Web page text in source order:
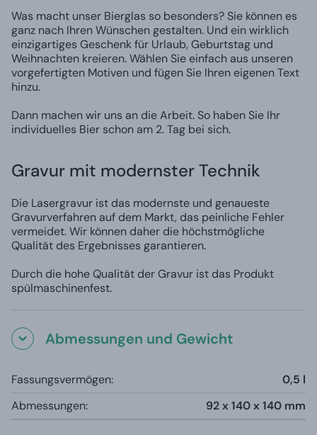
Was macht unser Bierglas so besonders? Sie können es
ganz nach Ihren Wünschen gestalten. Und ein wirklich
einzigartiges Geschenk für Urlaub, Geburtstag und
Weihnachten kreieren. Wählen Sie einfach aus unseren
vorgefertigten Motiven und fügen Sie Ihren eigenen Text
hinzu.
Dann machen wir uns an die Arbeit. So haben Sie Ihr
individuelles Bier schon am 2. Tag bei sich.
Gravur mit modernster Technik
Die Lasergravur ist das modernste und genaueste
Gravurverfahren auf dem Markt, das peinliche Fehler
vermeidet. Wir können daher die höchstmögliche
Qualität des Ergebnisses garantieren.
Durch die hohe Qualität der Gravur ist das Produkt
spülmaschinenfest.
Abmessungen und Gewicht
Fassungsvermögen:
0,5 l
Abmessungen:
92 x 140 x 140 mm